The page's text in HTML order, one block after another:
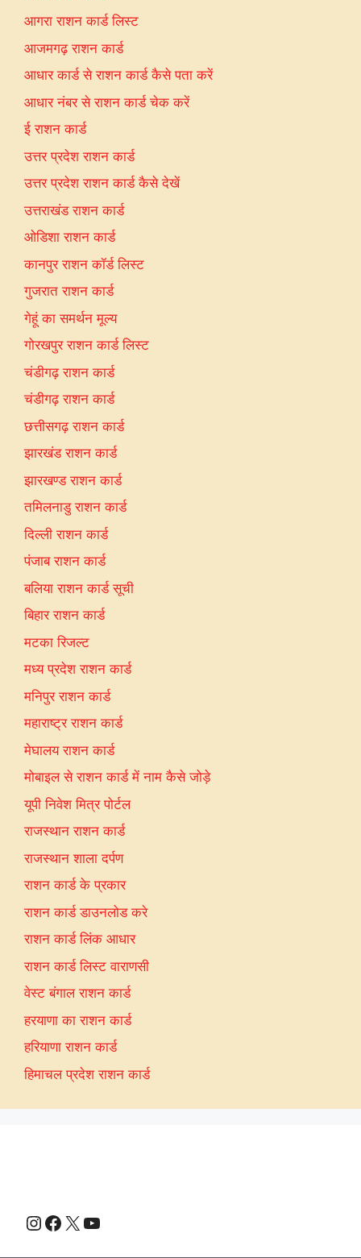
आगरा राशन कार्ड लिस्ट
आजमगढ़ राशन कार्ड
आधार कार्ड से राशन कार्ड कैसे पता करें
आधार नंबर से राशन कार्ड चेक करें
ई राशन कार्ड
उत्तर प्रदेश राशन कार्ड
उत्तर प्रदेश राशन कार्ड कैसे देखें
उत्तराखंड राशन कार्ड
ओडिशा राशन कार्ड
कानपुर राशन कॉर्ड लिस्ट
गुजरात राशन कार्ड
गेहूं का समर्थन मूल्य
गोरखपुर राशन कार्ड लिस्ट
चंडीगढ़ राशन कार्ड
चंडीगढ़ राशन कार्ड
छत्तीसगढ़ राशन कार्ड
झारखंड राशन कार्ड
झारखण्ड राशन कार्ड
तमिलनाडु राशन कार्ड
दिल्ली राशन कार्ड
पंजाब राशन कार्ड
बलिया राशन कार्ड सूची
बिहार राशन कार्ड
मटका रिजल्ट
मध्य प्रदेश राशन कार्ड
मनिपुर राशन कार्ड
महाराष्ट्र राशन कार्ड
मेघालय राशन कार्ड
मोबाइल से राशन कार्ड में नाम कैसे जोड़े
यूपी निवेश मित्र पोर्टल
राजस्थान राशन कार्ड
राजस्थान शाला दर्पण
राशन कार्ड के प्रकार
राशन कार्ड डाउनलोड करे
राशन कार्ड लिंक आधार
राशन कार्ड लिस्ट वाराणसी
वेस्ट बंगाल राशन कार्ड
हरयाणा का राशन कार्ड
हरियाणा राशन कार्ड
हिमाचल प्रदेश राशन कार्ड
Instagram
Facebook
X YouTube